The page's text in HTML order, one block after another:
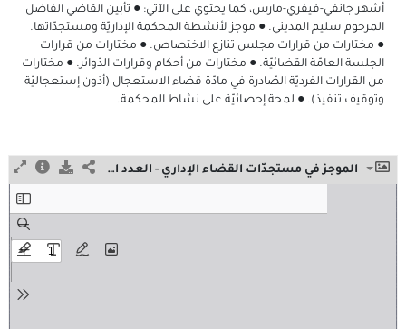
أشهر جانفي-فيفري-مارس، كما يحتوي على الآتي: ● تأبين القاضي الفاضل
المرحوم سليم المديني. ● موجز لأنشطة المحكمة الإداريّة ومستجدّاتها.
● مختارات من قرارات مجلس تنازع الاختصاص. ● مختارات من قرارات
الجلسة العامّة القضائيّة. ● مختارات من أحكام وقرارات الدّوائر. ● مختارات
من القرارات الفرديّة الصّادرة في مادّة قضاء الاستعجال (أذون إستعجاليّة
وتوقيف تنفيذ). ● لمحة إحصائيّة على نشاط المحكمة.
الموجز في مستجدّات القضاء الإداري - العدد الثّاني - أفريل 2026